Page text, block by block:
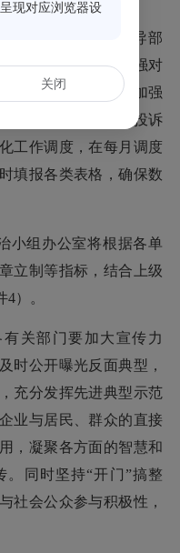
部门要主动同市级指导部
难点和堵点；要加强对
在实处 ；各部门要加强
线中心调度餐饮油烟投诉
工作调度，在每月调度
填报各类表格，确保数
小组办公室将根据各单
立制等指标，结合上级
4）。
有关部门要加大宣传力
时公开曝光反面典型，
充分发挥先进典型示范
业与居民、群众的直接
，凝聚各方面的智慧和
同时坚持“开门”搞整
社会公众参与积极性，
现对应浏览器设
关闭